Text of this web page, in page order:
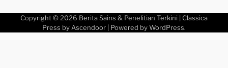
Copyright © 2026 Berita Sains & Penelitian Terkini | Classica
Press by Ascendoor | Powered by WordPress.